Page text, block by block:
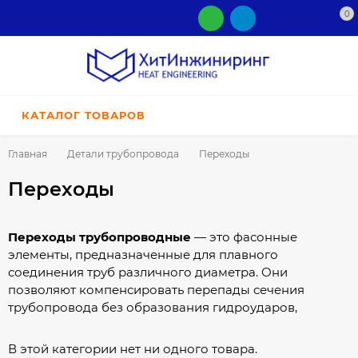
0
КАТАЛОГ ТОВАРОВ
Главная Детали трубопровода Переходы
Переходы
Переходы трубопроводные — это фасонные
элементы, предназначенные для плавного
соединения труб различного диаметра. Они
позволяют компенсировать перепады сечения
трубопровода без образования гидроударов,
Переходы необходимы при проектировании
В этой категории нет ни одного товара.